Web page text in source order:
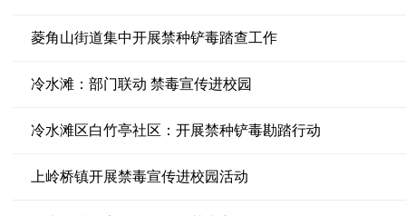
菱角山街道集中开展禁种铲毒踏查工作
冷水滩：部门联动 禁毒宣传进校园
冷水滩区白竹亭社区：开展禁种铲毒勘踏行动
上岭桥镇开展禁毒宣传进校园活动